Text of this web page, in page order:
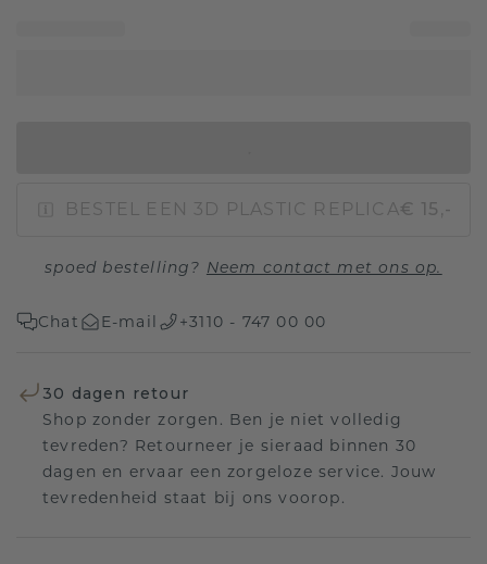
BESTEL EEN 3D PLASTIC REPLICA€ 15,-
spoed bestelling? Neem contact met ons op.
Chat E-mail +3110 - 747 00 00
30 dagen retour
Shop zonder zorgen. Ben je niet volledig
tevreden? Retourneer je sieraad binnen 30
dagen en ervaar een zorgeloze service. Jouw
tevredenheid staat bij ons voorop.